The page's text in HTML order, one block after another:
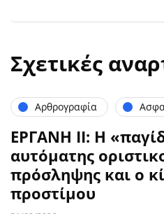
Σχετικές
Αρθρογραφία
ΕΡΓΑΝΗ ΙΙ: Η
αυτόματης
πρόσληψης και ο
προστίμου